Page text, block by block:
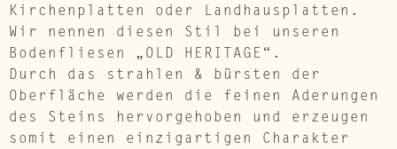
Kirchenplatten oder Landhausplatten.
Wir nennen diesen Stil bei unseren
Bodenfliesen „OLD HERITAGE“.
Durch das strahlen & bürsten der
Oberfläche werden die feinen Aderungen
des Steins hervorgehoben und erzeugen
somit einen einzigartigen Charakter